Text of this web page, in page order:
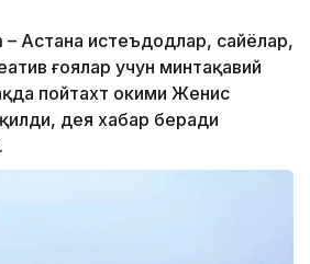
Астана истеъдодлар, сайёҳлар,
ғоялар учун минтақавий
пойтахт ҳокими Женис
дея хабар беради